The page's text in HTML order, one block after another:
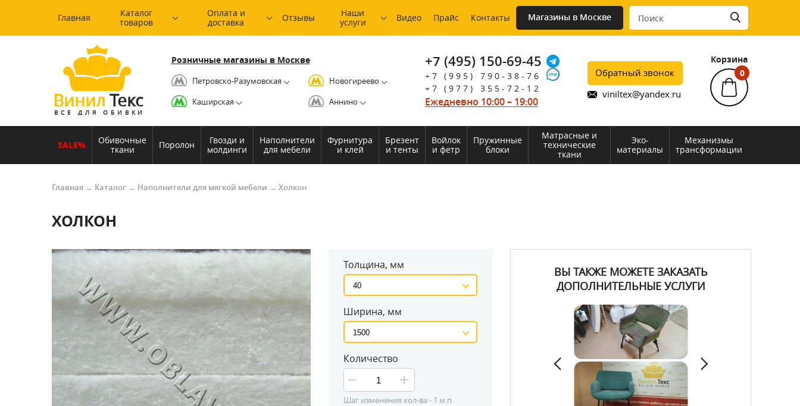
Главная
Каталог
товаров
Оплата и
доставка
Отзывы
Наши
услуги
Видео Прайс Контакты Магазины в Москве
Винил Текс
ВСЕ ДЛЯ ОБИВКИ
Розничные магазины в Москве
Петровско-Разумовская
Каширская
Новогиреево
Аннино
+7 (495) 150-69-45
+7 (995) 790-38-76
+7 (977) 355-72-12
Ежедневно 10:00 – 19:00
Обратный звонок
viniltex@yandex.ru
Корзина
0
SALE%
Обивочные
ткани
Поролон
Гвозди и
молдинги
Наполнители
для мебели
Фурнитура
и клей
Брезент
и тенты
Войлок
и фетр
Пружинные
блоки
Матрасные и
технические
ткани
Эко-
материалы
Механизмы
трансформации
Главная → Каталог → Наполнители для мягкой мебели → Холкон
ХОЛКОН
Толщина, мм
Ширина, мм
Количество
Шаг изменения кол-ва - 1 м.п.
ВЫ ТАКЖЕ МОЖЕТЕ ЗАКАЗАТЬ
ДОПОЛНИТЕЛЬНЫЕ УСЛУГИ